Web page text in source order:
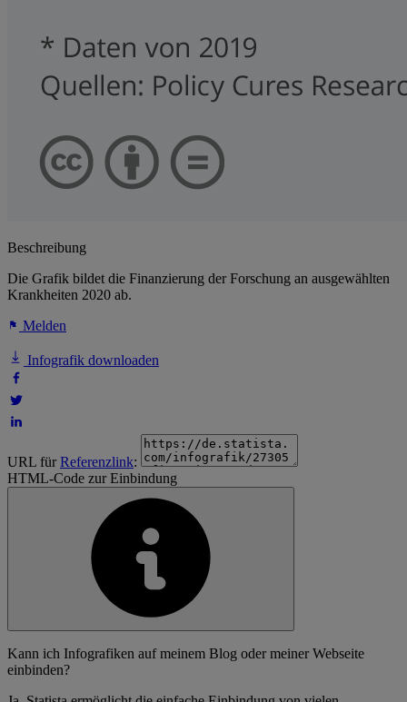
Beschreibung
Die Grafik bildet die Finanzierung der Forschung an ausgewählten
Krankheiten 2020 ab.
Melden
Infografik downloaden
URL fürReferenzlink:
HTML-Code zur Einbindung
Kann ich Infografiken auf meinem Blog oder meiner Webseite
einbinden?